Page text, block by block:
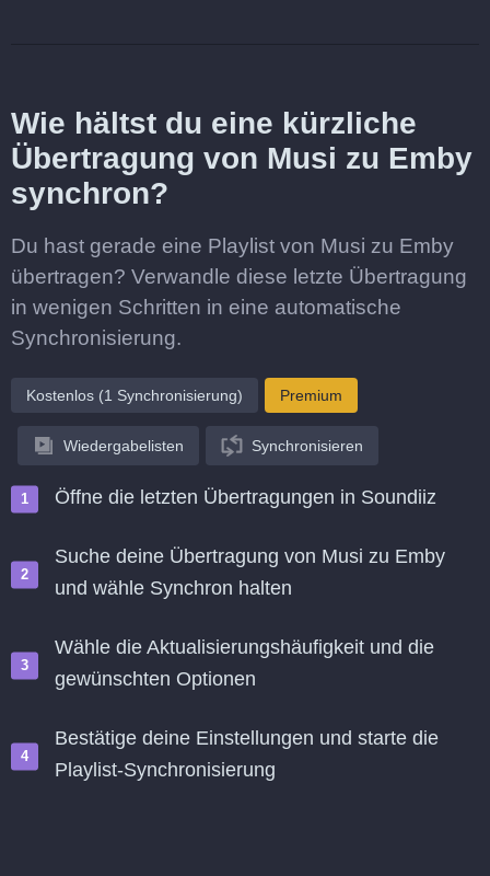
Wie hältst du eine kürzliche
Übertragung von Musi zu Emby
synchron?
Du hast gerade eine Playlist von Musi zu Emby
übertragen? Verwandle diese letzte Übertragung
in wenigen Schritten in eine automatische
Synchronisierung.
Kostenlos (1 Synchronisierung) Premium
Wiedergabelisten Synchronisieren
Öffne die letzten Übertragungen in Soundiiz
Suche deine Übertragung von Musi zu Emby
und wähle Synchron halten
Wähle die Aktualisierungshäufigkeit und die
gewünschten Optionen
Bestätige deine Einstellungen und starte die
Playlist-Synchronisierung